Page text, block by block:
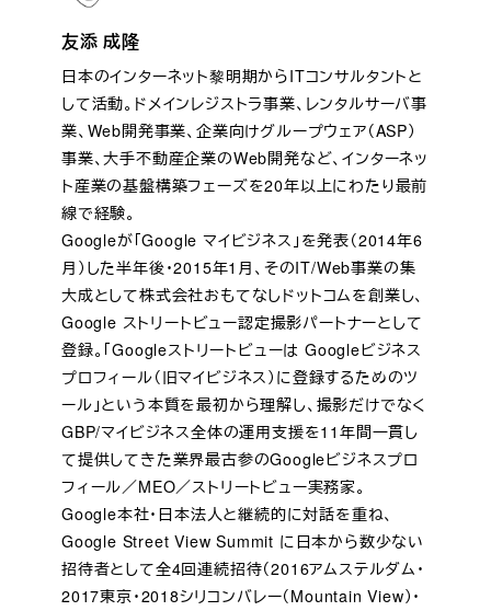
友添 成隆
日本のインターネット黎明期からITコンサルタントと
して活動。ドメインレジストラ事業、レンタルサーバ事
業、Web開発事業、企業向けグループウェア（ASP）
事業、大手不動産企業のWeb開発など、インターネッ
ト産業の基盤構築フェーズを20年以上にわたり最前
線で経験。
Googleが「Google マイビジネス」を発表（2014年6
月）した半年後・2015年1月、そのIT/Web事業の集
大成として株式会社おもてなしドットコムを創業し、
Google ストリートビュー認定撮影パートナーとして
登録。「Googleストリートビューは Googleビジネス
プロフィール（旧マイビジネス）に登録するためのツ
ール」という本質を最初から理解し、撮影だけでなく
GBP/マイビジネス全体の運用支援を11年間一貫し
て提供してきた業界最古参のGoogleビジネスプロ
フィール／MEO／ストリートビュー実務家。
Google本社・日本法人と継続的に対話を重ね、
Google Street View Summit に日本から数少ない
招待者として全4回連続招待（2016アムステルダム・
2017東京・2018シリコンバレー（Mountain View）・